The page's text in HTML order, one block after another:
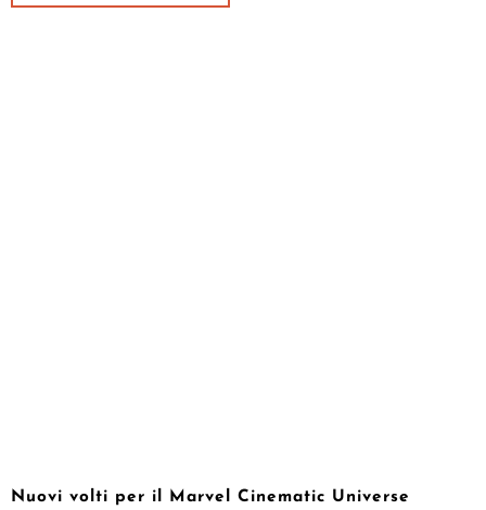
Nuovi volti per il Marvel Cinematic Universe